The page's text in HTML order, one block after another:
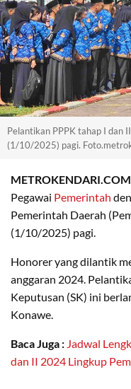
Pelantikan PPPK tahap I dan
(1/10/2025) pagi.
METROKENDARI.COM
Pegawai Pemerintah
Pemerintah Daerah
(1/10/2025) pagi.
Honorer yang dilantik
anggaran 2024.
Keputusan (SK) ini
Konawe.
Baca Juga : Jadwal
dan II 2024 Lingkup